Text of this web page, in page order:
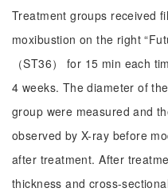
Treatment groups received
moxibustion on the right
（ST36） for 15 min each
4 weeks. The diameter of
group were measured and
observed by X-ray before
after treatment. After
thickness and cross-